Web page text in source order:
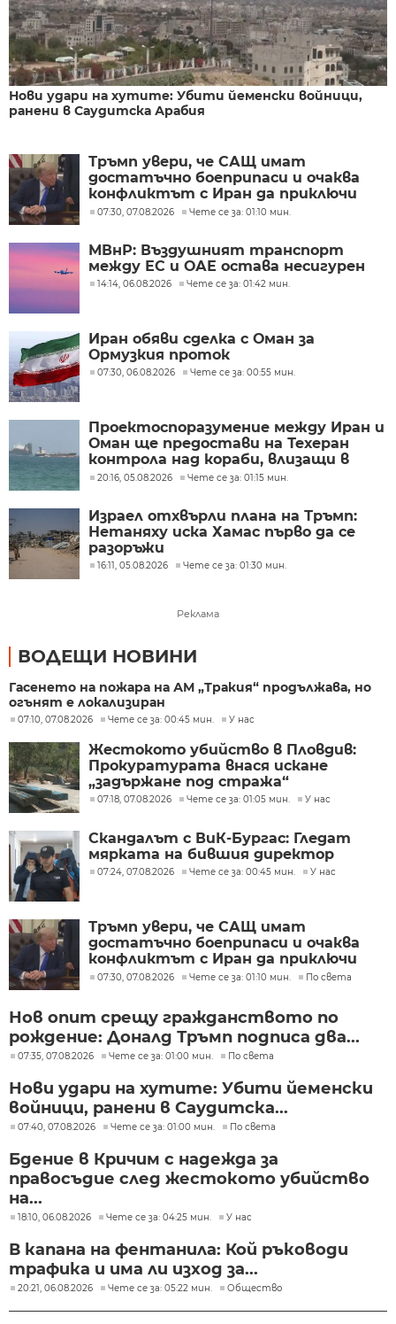
Нови удари на хутите: Убити йеменски войници,
ранени в Саудитска Арабия
Тръмп увери, че САЩ имат
достатъчно боеприпаси и очаква
конфликтът с Иран да приключи
скоро
07:30, 07.08.2026 Чете се за: 01:10 мин.
МВнР: Въздушният транспорт
между ЕС и ОАЕ остава несигурен
14:14, 06.08.2026 Чете се за: 01:42 мин.
Иран обяви сделка с Оман за
Ормузкия проток
07:30, 06.08.2026 Чете се за: 00:55 мин.
Проектоспоразумение между Иран и
Оман ще предостави на Техеран
контрола над кораби, влизащи в
Персийския залив?
20:16, 05.08.2026 Чете се за: 01:15 мин.
Израел отхвърли плана на Тръмп:
Нетаняху иска Хамас първо да се
разоръжи
16:11, 05.08.2026 Чете се за: 01:30 мин.
Реклама
ВОДЕЩИ НОВИНИ
Гасенето на пожара на АМ „Тракия“ продължава, но
огънят е локализиран
07:10, 07.08.2026 Чете се за: 00:45 мин. У нас
Жестокото убийство в Пловдив:
Прокуратурата внася искане
„задържане под стража“
07:18, 07.08.2026 Чете се за: 01:05 мин. У нас
Скандалът с ВиК-Бургас: Гледат
мярката на бившия директор
07:24, 07.08.2026 Чете се за: 00:45 мин. У нас
Тръмп увери, че САЩ имат
достатъчно боеприпаси и очаква
конфликтът с Иран да приключи
скоро
07:30, 07.08.2026 Чете се за: 01:10 мин. По света
Нов опит срещу гражданството по
рождение: Доналд Тръмп подписа два...
07:35, 07.08.2026 Чете се за: 01:00 мин. По света
Нови удари на хутите: Убити йеменски
войници, ранени в Саудитска...
07:40, 07.08.2026 Чете се за: 01:00 мин. По света
Бдение в Кричим с надежда за
правосъдие след жестокото убийство
на...
18:10, 06.08.2026 Чете се за: 04:25 мин. У нас
В капана на фентанила: Кой ръководи
трафика и има ли изход за...
20:21, 06.08.2026 Чете се за: 05:22 мин. Общество